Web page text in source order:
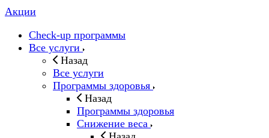
Акции
Check-up программы
Все услуги
Назад
Все услуги
Программы здоровья
Назад
Программы здоровья
Снижение веса